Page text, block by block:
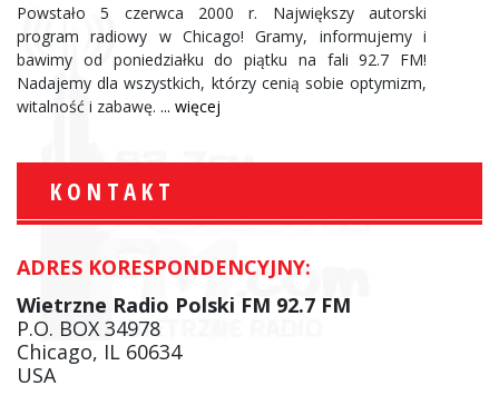
Powstało 5 czerwca 2000 r. Największy autorski
program radiowy w Chicago! Gramy, informujemy i
bawimy od poniedziałku do piątku na fali 92.7 FM!
Nadajemy dla wszystkich, którzy cenią sobie optymizm,
witalność i zabawę. ... więcej
KONTAKT
ADRES KORESPONDENCYJNY:
Wietrzne Radio Polski FM 92.7 FM
P.O. BOX 34978
Chicago, IL 60634
USA